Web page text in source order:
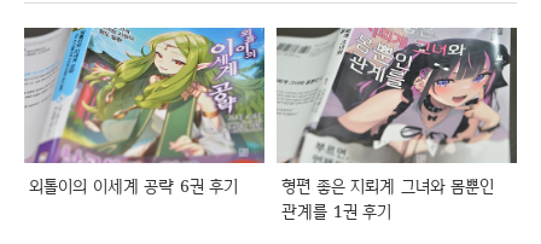
외톨이의 이세계 공략 6권 후기
형편 좋은 지뢰계 그녀와 몸뿐인
관계를 1권 후기